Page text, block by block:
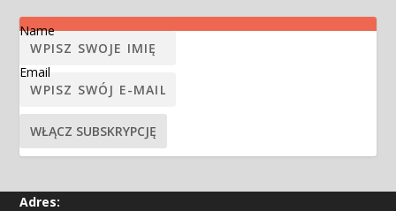
Name
Email
Adres: